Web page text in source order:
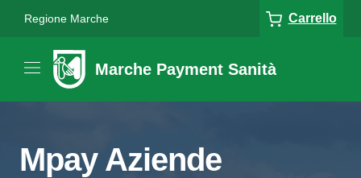
Regione Marche Carrello
Marche Payment Sanità
Mpay Aziende